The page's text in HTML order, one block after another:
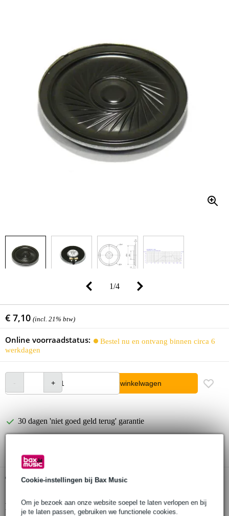
Cookie-instellingen bij Bax Music
Om je bezoek aan onze website soepel te laten verlopen en bij
je te laten passen, gebruiken we functionele cookies.
1/4
€ 7,10 (incl. 21% btw)
Online voorraadstatus:
Bestel nu en ontvang binnen circa 6
werkdagen
In winkelwagen
30 dagen 'niet goed geld terug' garantie
3 jaar Bax Music garantie
Gratis ophalen in de winkel
Productinformatie